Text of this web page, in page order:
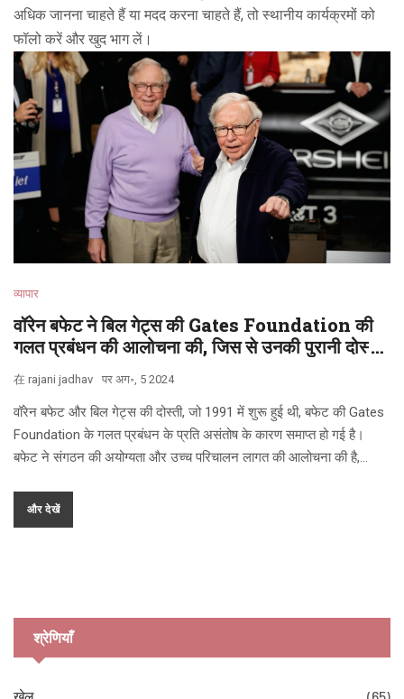
अधिक जानना चाहते हैं या मदद करना चाहते हैं, तो स्थानीय कार्यक्रमों को
फॉलो करें और खुद भाग लें।
व्यापार
वॉरेन बफेट ने बिल गेट्स की Gates Foundation की
गलत प्रबंधन की आलोचना की, जिस से उनकी पुरानी दोस्ती
खत्म हो गई
在 rajani jadhav पर अग॰, 5 2024
वॉरेन बफेट और बिल गेट्स की दोस्ती, जो 1991 में शुरू हुई थी, बफेट की Gates
Foundation के गलत प्रबंधन के प्रति असंतोष के कारण समाप्त हो गई है।
बफेट ने संगठन की अयोग्यता और उच्च परिचालन लागत की आलोचना की है,
Foundation को नहीं दी जाएगी।
और देखें
श्रेणियाँ